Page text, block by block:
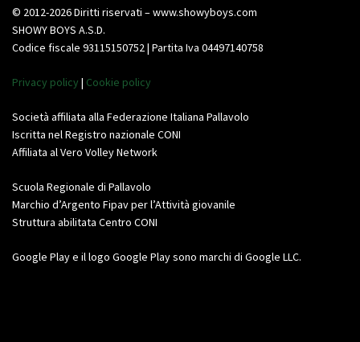
© 2012-2026 Diritti riservati – www.showyboys.com
SHOWY BOYS A.S.D.
Codice fiscale 93115150752 | Partita Iva 04497140758
Privacy policy | Cookie policy
Società affiliata alla Federazione Italiana Pallavolo
Iscritta nel Registro nazionale CONI
Affiliata al Vero Volley Network
Scuola Regionale di Pallavolo
Marchio d’Argento Fipav per l’Attività giovanile
Struttura abilitata Centro CONI
Google Play e il logo Google Play sono marchi di Google LLC.